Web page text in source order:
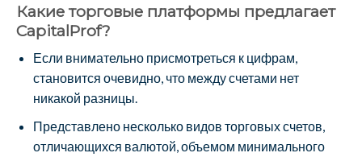
Какие торговые платформы предлагает
CapitalProf?
Если внимательно присмотреться к цифрам,
становится очевидно, что между счетами нет
никакой разницы.
Представлено несколько видов торговых счетов,
отличающихся валютой, объемом минимального